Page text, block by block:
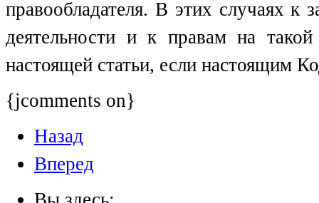
правообладателя. В этих случаях к
деятельности и к правам на
настоящей статьи, если настоящим
{jcomments on}
Назад
Вперед